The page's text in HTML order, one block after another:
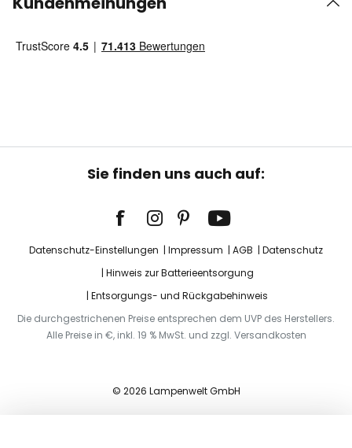
Sie finden uns auch auf:
Datenschutz-Einstellungen Impressum AGB
Datenschutz
Hinweis zur Batterieentsorgung
Entsorgungs- und Rückgabehinweis
Die durchgestrichenen Preise entsprechen dem UVP des Herstellers.
Alle Preise in €, inkl. 19 % MwSt. und zzgl. Versandkosten
© 2026 Lampenwelt GmbH